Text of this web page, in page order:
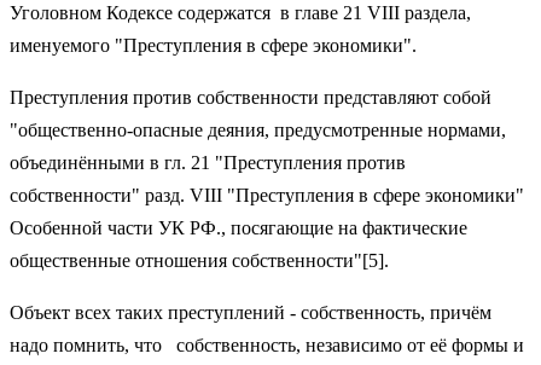
Уголовном Кодексе содержатся в главе 21 VIII раздела,
именуемого "Преступления в сфере экономики".
Преступления против собственности представляют собой
"общественно-опасные деяния, предусмотренные нормами,
объединёнными в гл. 21 "Преступления против
собственности" разд. VIII "Преступления в сфере экономики"
Особенной части УК РФ., посягающие на фактические
общественные отношения собственности"[5].
Объект всех таких преступлений - собственность, причём
надо помнить, что собственность, независимо от её формы и